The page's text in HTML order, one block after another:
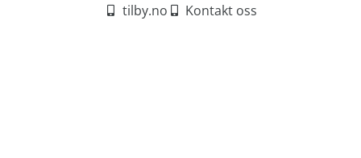
tilby.no Kontakt oss